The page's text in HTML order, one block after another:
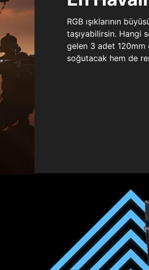
RGB ışıklarının
taşıyabilirsin. Hangi
gelen 3 adet 120mm
soğutacak hem de